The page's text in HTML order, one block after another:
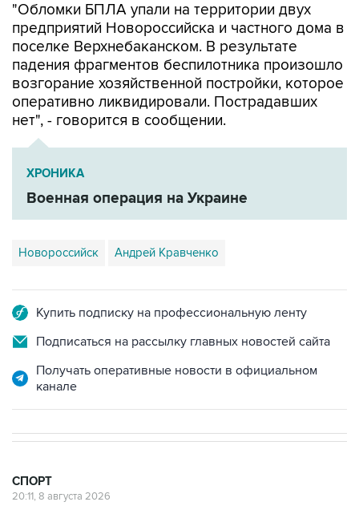
"Обломки БПЛА упали на территории двух
предприятий Новороссийска и частного дома в
поселке Верхнебаканском. В результате
падения фрагментов беспилотника произошло
возгорание хозяйственной постройки, которое
оперативно ликвидировали. Пострадавших
нет", - говорится в сообщении.
ХРОНИКА
Военная операция на Украине
Новороссийск Андрей Кравченко
Купить подписку на профессиональную ленту
Подписаться на рассылку главных новостей сайта
Получать оперативные новости в официальном
канале
СПОРТ
20:11, 8 августа 2026